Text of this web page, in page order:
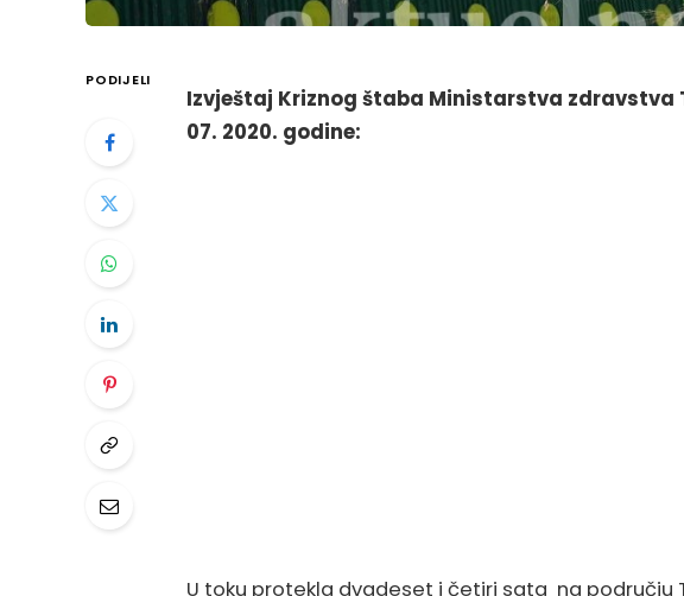
PODIJELI
Izvještaj Kriznog štaba Ministarstva zdravstva
07. 2020. godine:
U toku protekla dvadeset i četiri sata na području